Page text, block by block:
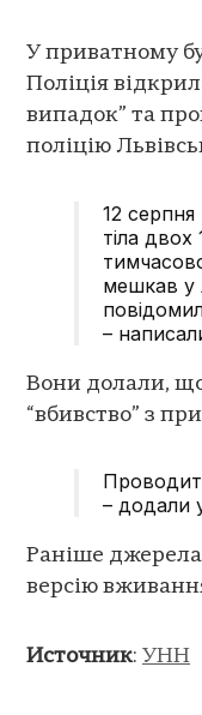
У приватному
Поліція
випадок” та
поліцію
12
тіла двох
мешкав у
–
Вони долали,
“вбивство” з
– додали у
Раніше
версію
Источник: УНН